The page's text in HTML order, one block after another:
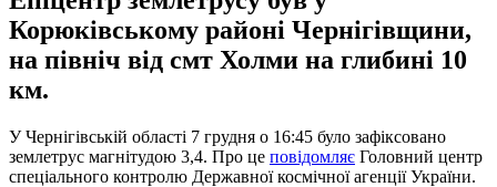
Корюківському районі Чернігівщини,
на північ від смт Холми на глибині 10
км.
У Чернігівській області 7 грудня о 16:45 було зафіксовано
землетрус магнітудою 3,4. Про це повідомляє Головний центр
спеціального контролю Державної космічної агенції України.